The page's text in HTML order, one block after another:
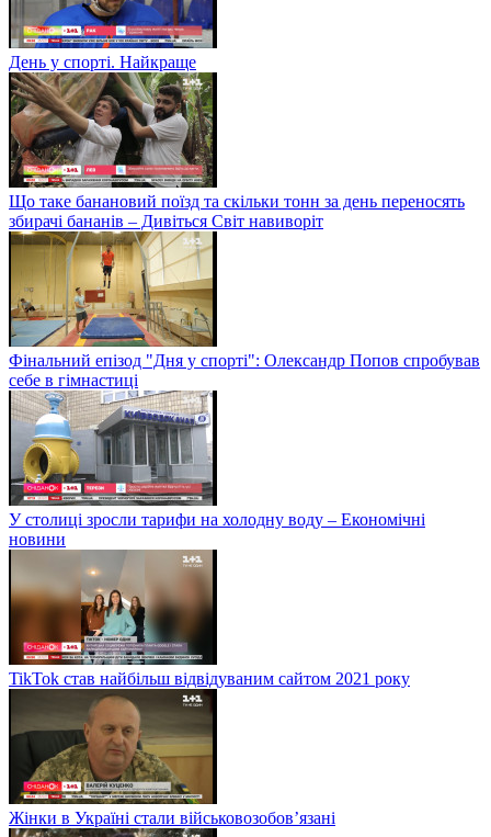
День у спорті. Найкраще
Що таке банановий поїзд та скільки тонн за день переносять
збирачі бананів – Дивіться Світ навиворіт
Фінальний епізод "Дня у спорті": Олександр Попов спробував
себе в гімнастиці
У столиці зросли тарифи на холодну воду – Економічні
новини
TikTok став найбільш відвідуваним сайтом 2021 року
Жінки в Україні стали військовозобов’язані